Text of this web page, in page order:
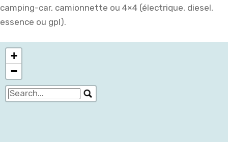
camping-car, camionnette ou 4×4 (électrique, diesel,
essence ou gpl).
+
−